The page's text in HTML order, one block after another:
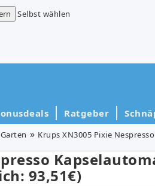
Selbst wählen
Ratgeber
Krups XN3005 Pixie
93,51€)